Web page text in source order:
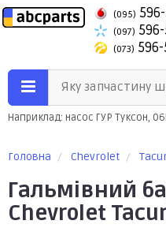
(095)
(097)
(073)
Яку запчастину
Наприклад: насос ГУР Туксон,
Головна Chevrolet
Гальмівний
Chevrolet